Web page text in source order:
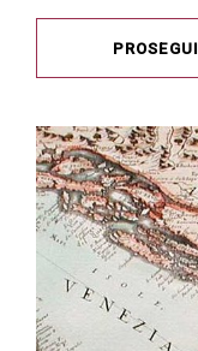
PROSEGUI